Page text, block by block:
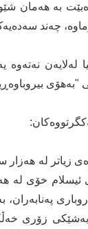
بە هەمان
سەدەیەک بەر لە
لەلایەن
"بەهۆی
زیاتر لە
خۆی لە
زۆری